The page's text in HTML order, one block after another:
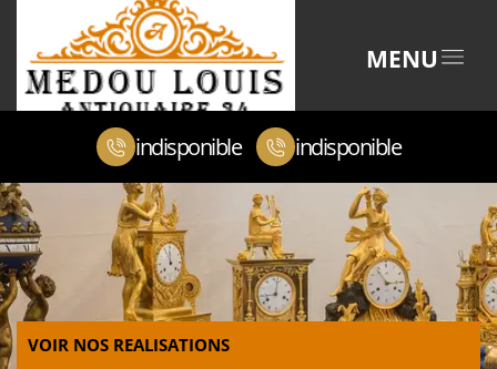
MENU
indisponible indisponible
VOIR NOS REALISATIONS